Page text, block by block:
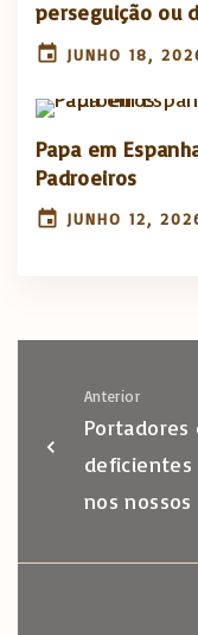
perseguição ou
JUNHO 18,
Papa em
Padroeiros
JUNHO 12,
Anterior
Portadores
deficientes
nos nossos